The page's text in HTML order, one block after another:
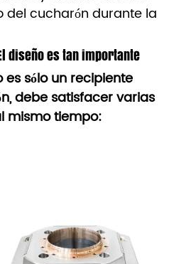
cucharón durante la
diseño es tan importante
sólo un recipiente
debe satisfacer varias
mismo tiempo: